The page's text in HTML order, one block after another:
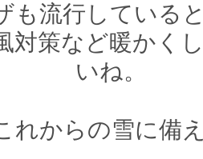
も流行している
対策など暖かく
いね。
れからの雪に備